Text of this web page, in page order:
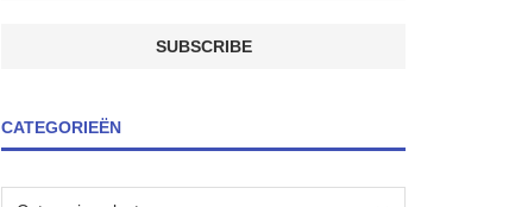
CATEGORIEËN